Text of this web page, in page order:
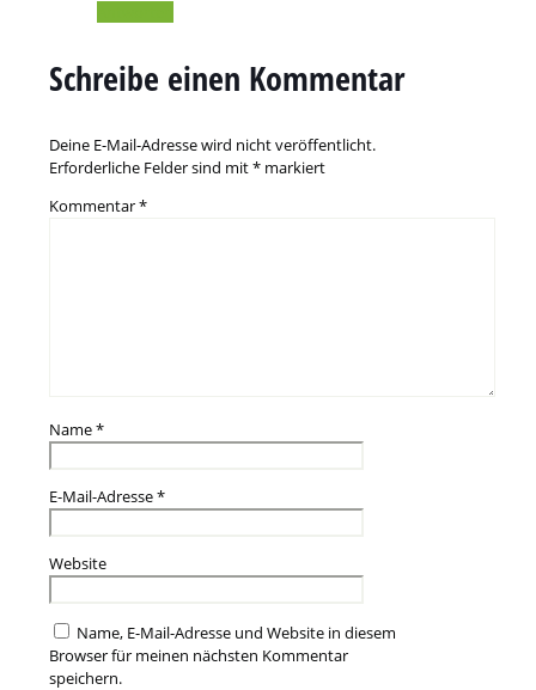
Schreibe einen Kommentar
Deine E-Mail-Adresse wird nicht veröffentlicht.
Erforderliche Felder sind mit* markiert
Kommentar*
Name*
E-Mail-Adresse*
Website
Name, E-Mail-Adresse und Website in diesem
Browser für meinen nächsten Kommentar
speichern.